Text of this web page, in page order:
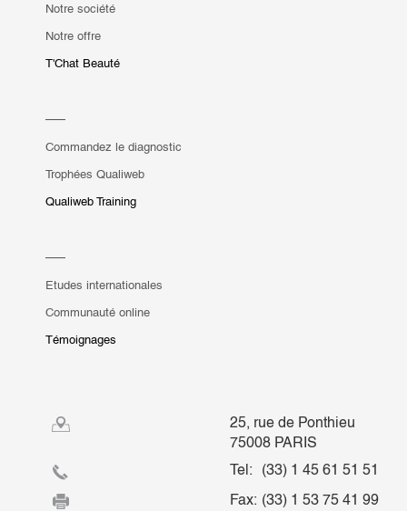
Notre société
Notre offre
T'Chat Beauté
Commandez le diagnostic
Trophées Qualiweb
Qualiweb Training
Etudes internationales
Communauté online
Témoignages
25, rue de Ponthieu
75008 PARIS
Tel:
(33) 1 45 61 51 51
Fax: (33) 1 53 75 41 99